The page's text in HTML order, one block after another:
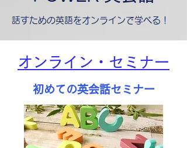
​話すための英語をオンラインで学べる！
オンライン・セミナー
初めての英会話セミナー​